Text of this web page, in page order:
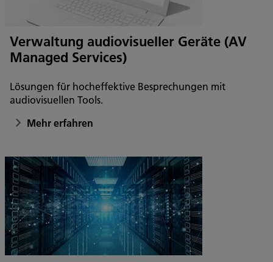
Verwaltung audiovisueller Geräte (AV
Managed Services)
Lösungen für hocheffektive Besprechungen mit
audiovisuellen Tools.
Mehr erfahren